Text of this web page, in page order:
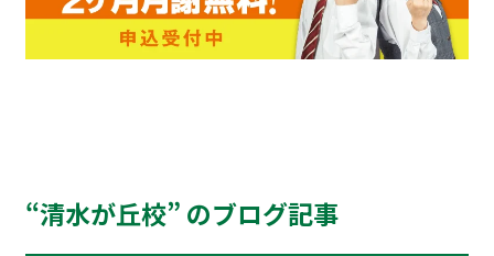
“清水が丘校” のブログ記事